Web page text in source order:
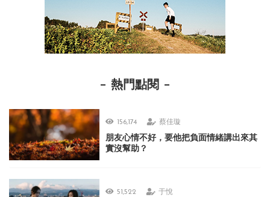
熱門點閱
156,174 蔡佳璇
朋友心情不好，要他把負面情緒講出來其
實沒幫助？
51,522 于悅